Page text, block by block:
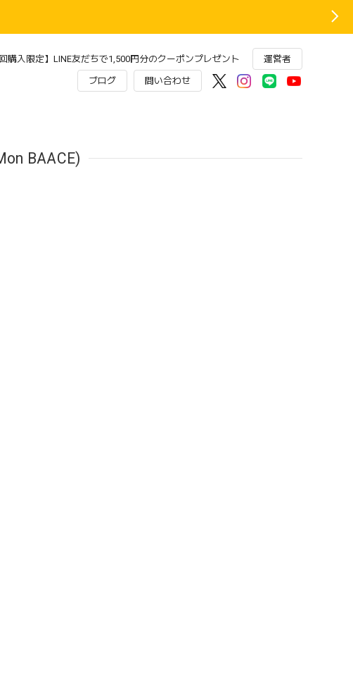
回購入限定】LINE友だちで1,500円分のクーポンプレゼント 運営者
ブログ 問い合わせ
BAACE)